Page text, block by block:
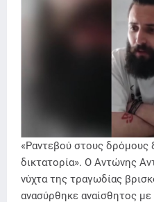
«Ραντεβού στους δρόμους
δικτατορία». Ο Αντώνης
νύχτα της τραγωδίας
ανασύρθηκε αναίσθητος